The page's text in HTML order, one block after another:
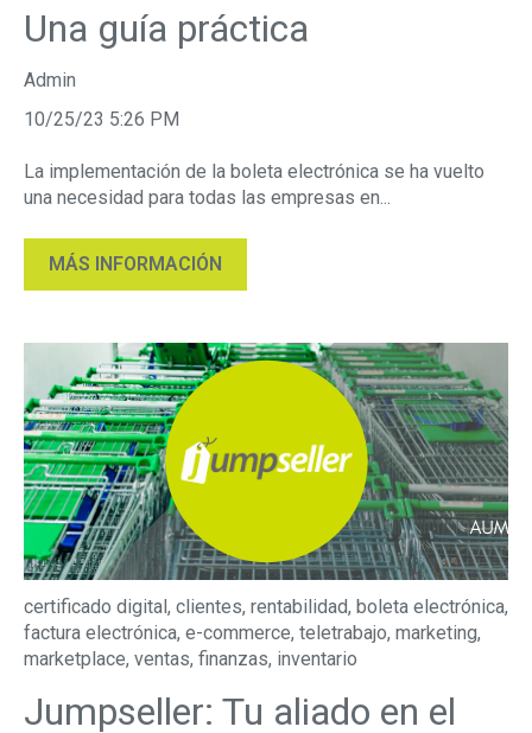
Una guía práctica
Admin
10/25/23 5:26 PM
La implementación de la boleta electrónica se ha vuelto
una necesidad para todas las empresas en...
MÁS INFORMACIÓN
certificado digital, clientes, rentabilidad, boleta electrónica,
factura electrónica, e-commerce, teletrabajo, marketing,
marketplace, ventas, finanzas, inventario
Jumpseller: Tu aliado en el